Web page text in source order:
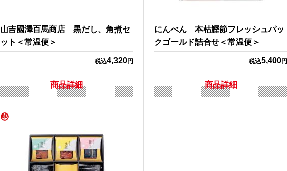
山吉國澤百馬商店 黒だし、角煮セ
ット＜常温便＞
税込4,320円
商品詳細
にんべん 本枯鰹節フレッシュパッ
クゴールド詰合せ＜常温便＞
税込5,400円
商品詳細